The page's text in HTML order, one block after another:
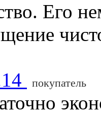
Его
покупатель